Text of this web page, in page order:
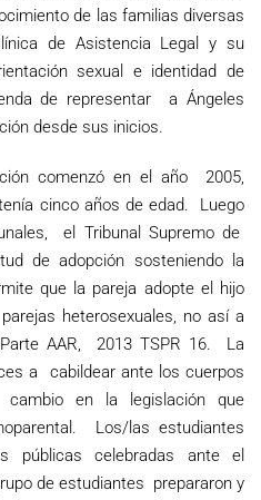
de las familias diversas
de Asistencia Legal y su
sexual e identidad de
de representar a Ángeles
desde sus inicios.
comenzó en el año 2005,
cinco años de edad. Luego
el Tribunal Supremo de
de adopción sosteniendo la
que la pareja adopte el hijo
heterosexuales, no así a
AAR, 2013 TSPR 16. La
a cabildear ante los cuerpos
en la legislación que
Los/las estudiantes
públicas celebradas ante el
de estudiantes prepararon y